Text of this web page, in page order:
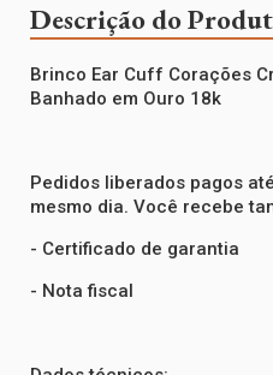
Descrição do
Brinco Ear Cuff Corações
Banhado em Ouro 18k
Pedidos liberados pagos
mesmo dia. Você recebe
- Certificado de garantia
- Nota fiscal